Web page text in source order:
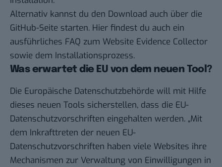
Alternativ kannst du den Download auch über die
GitHub-Seite starten. Hier findest du auch ein
ausführliches FAQ zum Website Evidence Collector
sowie dem Installationsprozess.
Was erwartet die EU von dem neuen Tool?
Die Europäische Datenschutzbehörde will mit Hilfe
dieses neuen Tools sicherstellen, dass die EU-
Datenschutzvorschriften eingehalten werden. „Mit
dem Inkrafttreten der neuen EU-
Datenschutzvorschriften haben viele Websites ihre
Mechanismen zur Verwaltung von Einwilligungen in